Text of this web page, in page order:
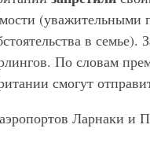
(уважительными
в семье).
По словам
смогут
аэропортов Ларнаки и